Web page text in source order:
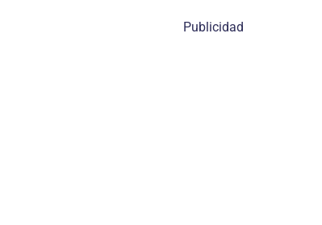
Publicidad